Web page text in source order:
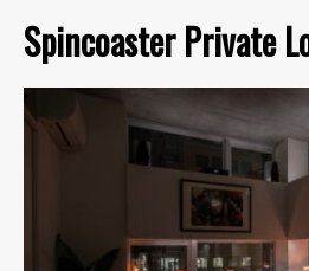
Spincoaster Private